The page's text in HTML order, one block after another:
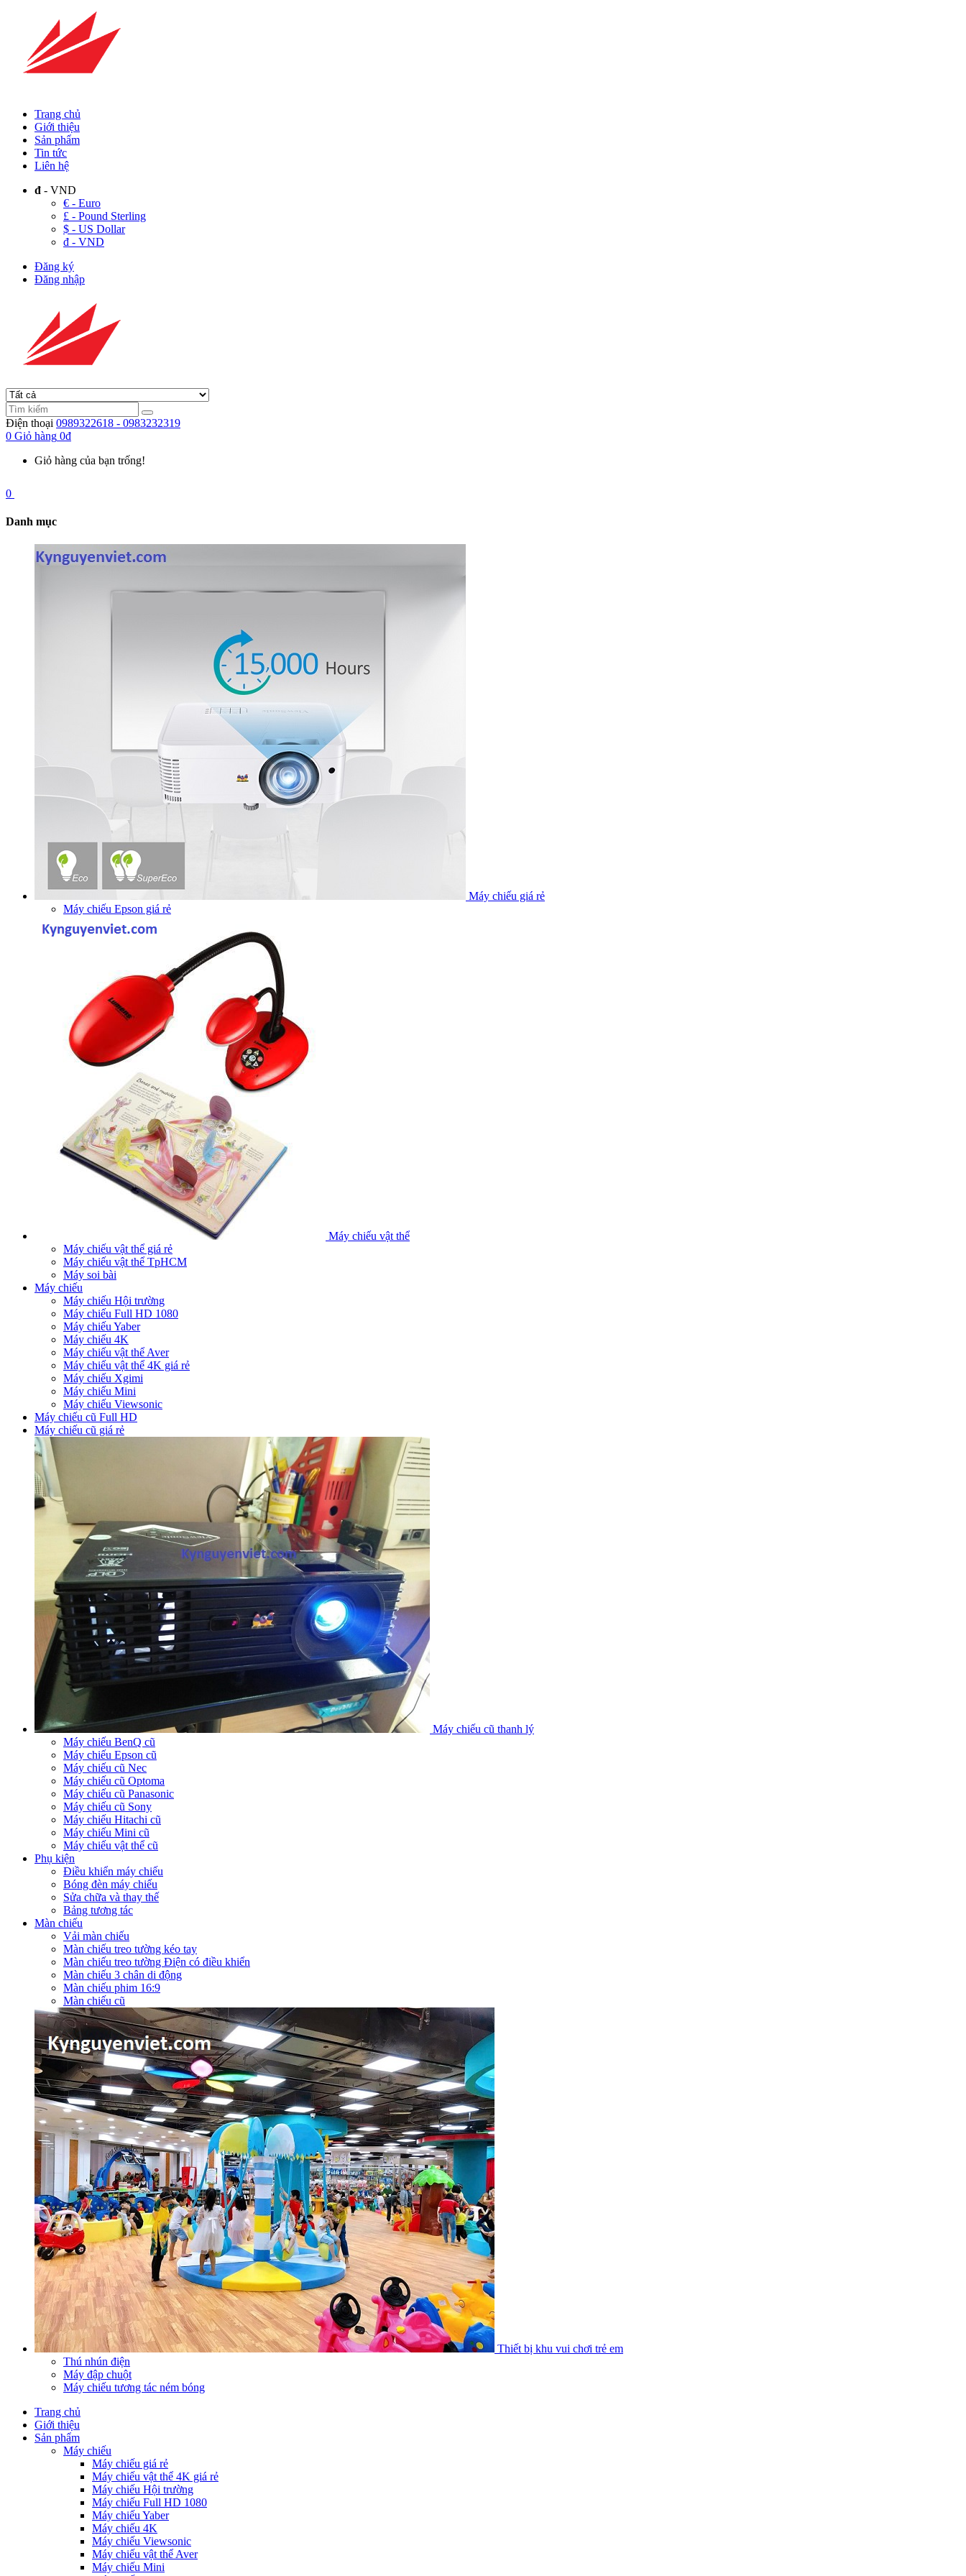
Trang chủ
Giới thiệu
Sản phẩm
Tin tức
Liên hệ
đ - VND
€ - Euro
£ - Pound Sterling
$ - US Dollar
đ - VND
Đăng ký
Đăng nhập
Điện thoại 0989322618 - 0983232319
0 Giỏ hàng 0đ
Giỏ hàng của bạn trống!
0
Danh mục
Máy chiếu giá rẻ
Máy chiếu Epson giá rẻ
Máy chiếu vật thể
Máy chiếu vật thể giá rẻ
Máy chiếu vật thể TpHCM
Máy soi bài
Máy chiếu
Máy chiếu Hội trường
Máy chiếu Full HD 1080
Máy chiếu Yaber
Máy chiếu 4K
Máy chiếu vật thể Aver
Máy chiếu vật thể 4K giá rẻ
Máy chiếu Xgimi
Máy chiếu Mini
Máy chiếu Viewsonic
Máy chiếu cũ Full HD
Máy chiếu cũ giá rẻ
Máy chiếu cũ thanh lý
Máy chiếu BenQ cũ
Máy chiếu Epson cũ
Máy chiếu cũ Nec
Máy chiếu cũ Optoma
Máy chiếu cũ Panasonic
Máy chiếu cũ Sony
Máy chiếu Hitachi cũ
Máy chiếu Mini cũ
Máy chiếu vật thể cũ
Phụ kiện
Điều khiển máy chiếu
Bóng đèn máy chiếu
Sửa chữa và thay thế
Bảng tương tác
Màn chiếu
Vải màn chiếu
Màn chiếu treo tường kéo tay
Màn chiếu treo tường Điện có điều khiển
Màn chiếu 3 chân di động
Màn chiếu phim 16:9
Màn chiếu cũ
Thiết bị khu vui chơi trẻ em
Thú nhún điện
Máy đập chuột
Máy chiếu tương tác ném bóng
Trang chủ
Giới thiệu
Sản phẩm
Máy chiếu
Máy chiếu giá rẻ
Máy chiếu vật thể 4K giá rẻ
Máy chiếu Hội trường
Máy chiếu Full HD 1080
Máy chiếu Yaber
Máy chiếu 4K
Máy chiếu Viewsonic
Máy chiếu vật thể Aver
Máy chiếu Mini